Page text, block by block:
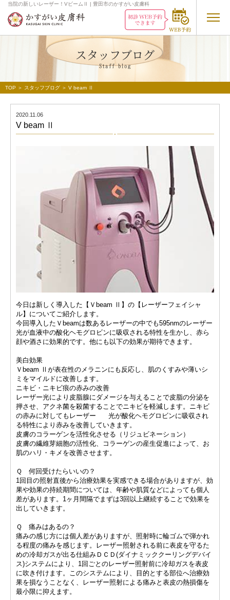
当院の新しいレーザー！VビームⅡ | 豊田市のかすがい皮膚科
スタッフブログ
Staff blog
TOP ＞ スタッフブログ ＞ V beam Ⅱ
2020.11.06
V beam Ⅱ
今日は新しく導入した【Ｖbeam Ⅱ】の【レーザーフェイシャ
ル】についてご紹介します。
今回導入したＶbeamは数あるレーザーの中でも595nmのレーザー
光が血液中の酸化ヘモグロビンに吸収される特性を生かし、赤ら
顔や酒さに効果的です。他にも以下の効果が期待できます。
美白効果
Ｖbeam Ⅱが表在性のメラニンにも反応し、肌のくすみや薄いシ
ミをマイルドに改善します。
ニキビ・ニキビ痕の赤みの改善
レーザー光により皮脂腺にダメージを与えることで皮脂の分泌を
押させ、アクネ菌を殺菌することでニキビを軽減します。ニキビ
の赤みに対してもレーザー 光が酸化ヘモグロビンに吸収され
る特性により赤みを改善していきます。
皮膚のコラーゲンを活性化させる（リジュビネーション）
皮膚の繊維芽細胞の活性化、コラーゲンの産生促進によって、お
肌のハリ・キメを改善させます。
Ｑ 何回受けたらいいの？
1回目の照射直後から治療効果を実感できる場合がありますが、効
果や効果の持続期間については、年齢や肌質などによっても個人
差があります。1ヶ月間隔でまずは3回以上継続することで効果を
出していきます。
Ｑ 痛みはあるの？
痛みの感じ方には個人差がありますが、照射時に輪ゴムで弾かれ
る程度の痛みを感じます。レーザー照射される前に表皮を守るた
めの冷却ガスが出る仕組みＤＣＤ(ダイナミッククーリングデバイ
ス)システムにより、1回ごとのレーザー照射前に冷却ガスを表皮
に吹き付けます。このシステムにより、目的とする部位へ治療効
果を損なうことなく、レーザー照射による痛みと表皮の熱損傷を
最小限に抑えます。